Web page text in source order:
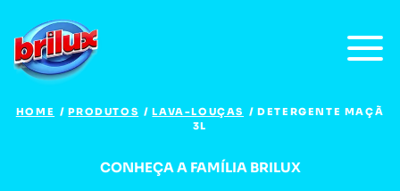
HOME PRODUTOS LAVA-LOUÇAS
DETERGENTE MAÇÃ
3L
CONHEÇA A FAMÍLIA BRILUX